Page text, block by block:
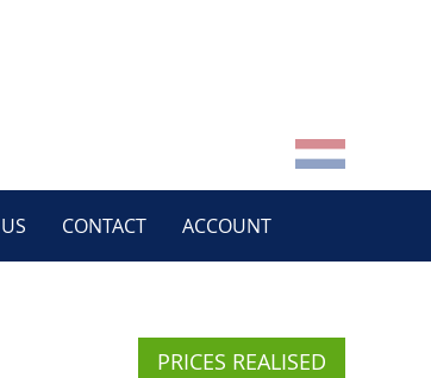
CONTACT ACCOUNT
PRICES REALISED